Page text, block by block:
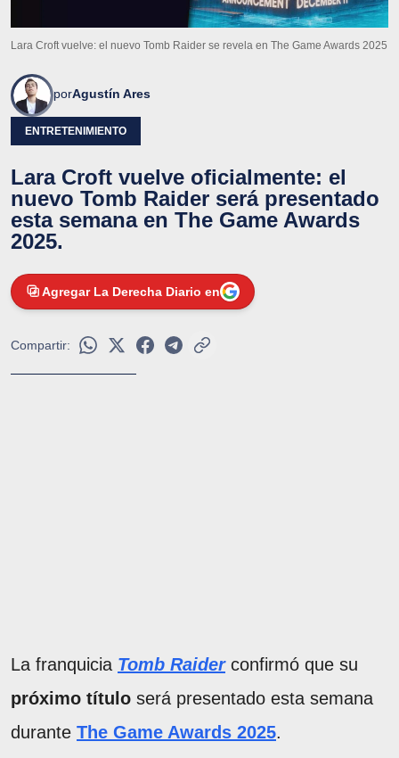
Lara Croft vuelve: el nuevo Tomb Raider se revela en The Game Awards 2025
porAgustín Ares
ENTRETENIMIENTO
Lara Croft vuelve oficialmente: el
nuevo Tomb Raider será presentado
esta semana en The Game Awards
2025.
Agregar La Derecha Diario en
Compartir:
La franquicia Tomb Raiderconfirmó que su
próximo título será presentado esta semana
durante The Game Awards 2025.